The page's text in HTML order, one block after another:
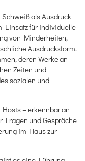
als Ausdruck
Einsatz für individuelle
von Minderheiten,
Ausdrucksform.
deren Werke an
Zeiten und
sozialen und
– erkennbar an
Fragen und Gespräche
im Haus zur